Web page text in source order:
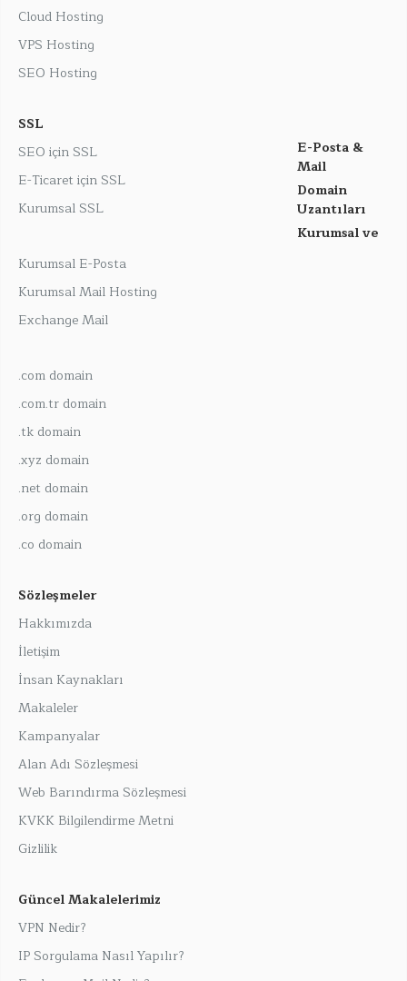
Cloud Hosting
VPS Hosting
SEO Hosting
SSL
SEO için SSL
E-Ticaret için SSL
Kurumsal SSL
E-Posta &
Mail
Kurumsal E-Posta
Kurumsal Mail Hosting
Exchange Mail
Domain
Uzantıları
.com domain
.com.tr domain
.tk domain
.xyz domain
.net domain
.org domain
.co domain
Kurumsal ve
Sözleşmeler
Hakkımızda
İletişim
İnsan Kaynakları
Makaleler
Kampanyalar
Alan Adı Sözleşmesi
Web Barındırma Sözleşmesi
KVKK Bilgilendirme Metni
Gizlilik
Güncel Makalelerimiz
VPN Nedir?
IP Sorgulama Nasıl Yapılır?